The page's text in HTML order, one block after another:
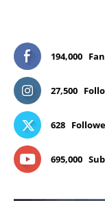
194,000
27,500
628
695,000